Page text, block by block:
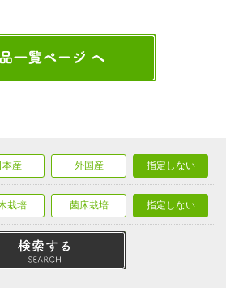
本産 外国産 指定しない
栽培 菌床栽培 指定しない